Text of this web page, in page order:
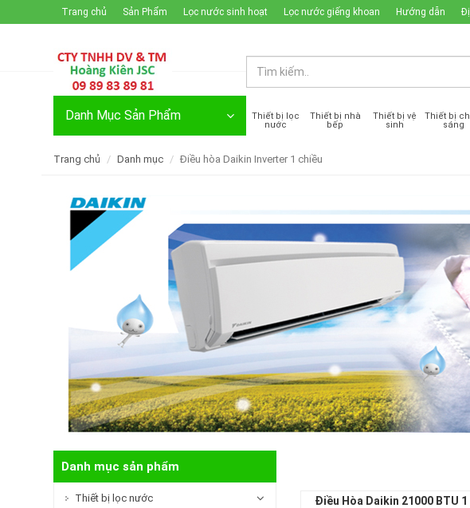
Trang chủ Sản Phẩm Lọc nước sinh hoạt Lọc nước giếng khoan Hướng dẫn
Danh Mục Sản Phẩm
Thiết bị lọc
nước
Thiết bị nhà
bếp
Thiết bị vệ
sinh
Thiết bị
sáng
Trang chủ Danh mục Điều hòa Daikin Inverter 1 chiều
Điều Hòa Daikin 21000 BTU 1
Danh mục sản phẩm
Thiết bị lọc nước